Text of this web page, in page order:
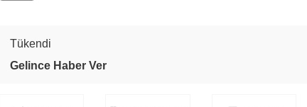
Tükendi
Gelince Haber Ver